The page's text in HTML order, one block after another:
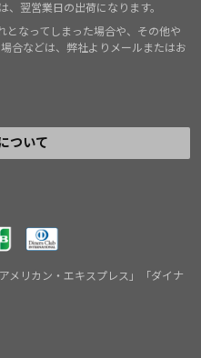
翌営業日の出荷になります。
となってしまった場合や、その他や
合などは、弊社よりメールまたはお
ついて
メリカン・エキスプレス」「ダイナ